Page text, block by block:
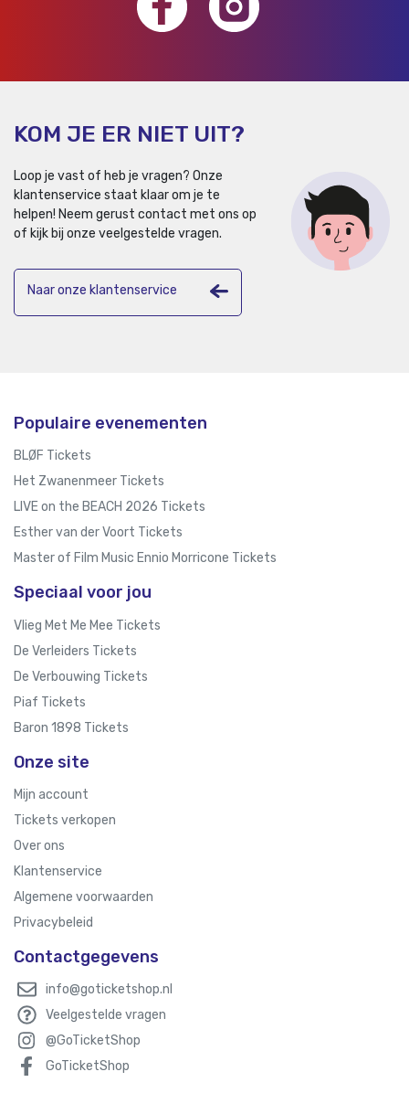
KOM JE ER NIET UIT?
Loop je vast of heb je vragen? Onze
klantenservice staat klaar om je te
helpen! Neem gerust contact met ons op
of kijk bij onze veelgestelde vragen.
Naar onze klantenservice
Populaire evenementen
BLØF Tickets
Het Zwanenmeer Tickets
LIVE on the BEACH 2026 Tickets
Esther van der Voort Tickets
Master of Film Music Ennio Morricone Tickets
Speciaal voor jou
Vlieg Met Me Mee Tickets
De Verleiders Tickets
De Verbouwing Tickets
Piaf Tickets
Baron 1898 Tickets
Onze site
Mijn account
Tickets verkopen
Over ons
Klantenservice
Algemene voorwaarden
Privacybeleid
Contactgegevens
info@goticketshop.nl
Veelgestelde vragen
@GoTicketShop
GoTicketShop